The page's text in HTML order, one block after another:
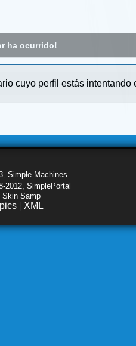
ha ocurrido!
cuyo perfil estás intentando
Simple Machines
2012, SimplePortal
Skin Samp
XML